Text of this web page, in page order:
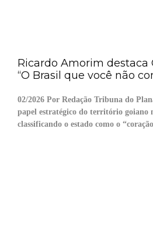
Ricardo Amorim destaca
“O Brasil que você não
02/2026 Por Redação Tribuna do
papel estratégico do território goiano
classificando o estado como o